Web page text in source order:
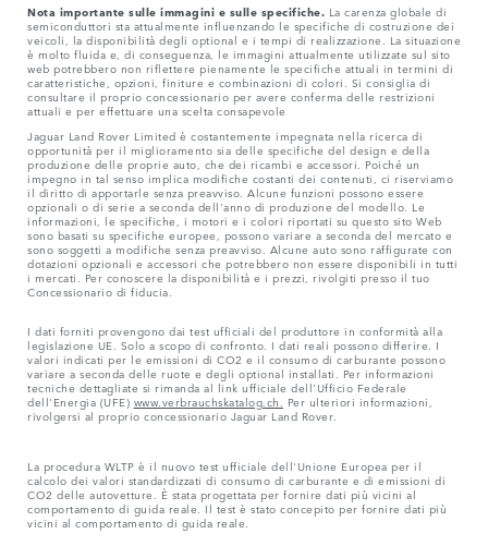
Nota importante sulle immagini e sulle specifiche. La carenza globale di
semiconduttori sta attualmente influenzando le specifiche di costruzione dei
veicoli, la disponibilità degli optional e i tempi di realizzazione. La situazione
è molto fluida e, di conseguenza, le immagini attualmente utilizzate sul sito
web potrebbero non riflettere pienamente le specifiche attuali in termini di
caratteristiche, opzioni, finiture e combinazioni di colori. Si consiglia di
consultare il proprio concessionario per avere conferma delle restrizioni
attuali e per effettuare una scelta consapevole
Jaguar Land Rover Limited è costantemente impegnata nella ricerca di
opportunità per il miglioramento sia delle specifiche del design e della
produzione delle proprie auto, che dei ricambi e accessori. Poiché un
impegno in tal senso implica modifiche costanti dei contenuti, ci riserviamo
il diritto di apportarle senza preavviso. Alcune funzioni possono essere
opzionali o di serie a seconda dell'anno di produzione del modello. Le
informazioni, le specifiche, i motori e i colori riportati su questo sito Web
sono basati su specifiche europee, possono variare a seconda del mercato e
sono soggetti a modifiche senza preavviso. Alcune auto sono raffigurate con
dotazioni opzionali e accessori che potrebbero non essere disponibili in tutti
i mercati. Per conoscere la disponibilità e i prezzi, rivolgiti presso il tuo
Concessionario di fiducia.
I dati forniti provengono dai test ufficiali del produttore in conformità alla
legislazione UE. Solo a scopo di confronto. I dati reali possono differire. I
valori indicati per le emissioni di CO2 e il consumo di carburante possono
variare a seconda delle ruote e degli optional installati. Per informazioni
tecniche dettagliate si rimanda al link ufficiale dell'Ufficio Federale
dell'Energia (UFE) www.verbrauchskatalog.ch.
Per ulteriori informazioni,
rivolgersi al proprio concessionario Jaguar Land Rover.
La procedura WLTP è il nuovo test ufficiale dell'Unione Europea per il
calcolo dei valori standardizzati di consumo di carburante e di emissioni di
CO2 delle autovetture. È stata progettata per fornire dati più vicini al
comportamento di guida reale. Il test è stato concepito per fornire dati più
vicini al comportamento di guida reale.